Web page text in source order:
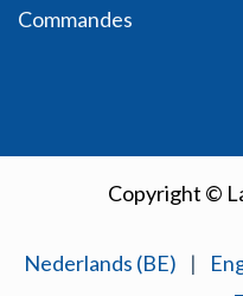
​Commandes
Copyright ©
Nederlands (BE) |